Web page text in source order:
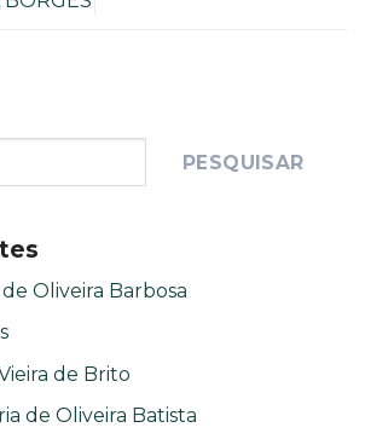
PESQUISAR
Oliveira Barbosa
de Brito
de Oliveira Batista